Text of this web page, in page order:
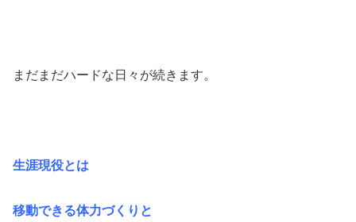
まだまだハードな日々が続きます。
生涯現役とは
移動できる体力づくりと